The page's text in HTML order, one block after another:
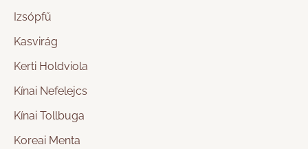
Izsópfű
Kasvirág
Kerti Holdviola
Kínai Nefelejcs
Kínai Tollbuga
Koreai Menta